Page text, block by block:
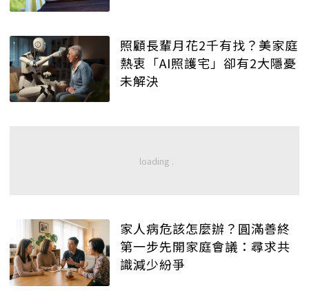
照顧長輩月花2千有找？美家庭
熱衷「AI照護宅」卻有2大隱憂
未解決
家人病危該怎麼辦？圓滿善終
第一步先開家庭會議：尋求共
識減少紛爭